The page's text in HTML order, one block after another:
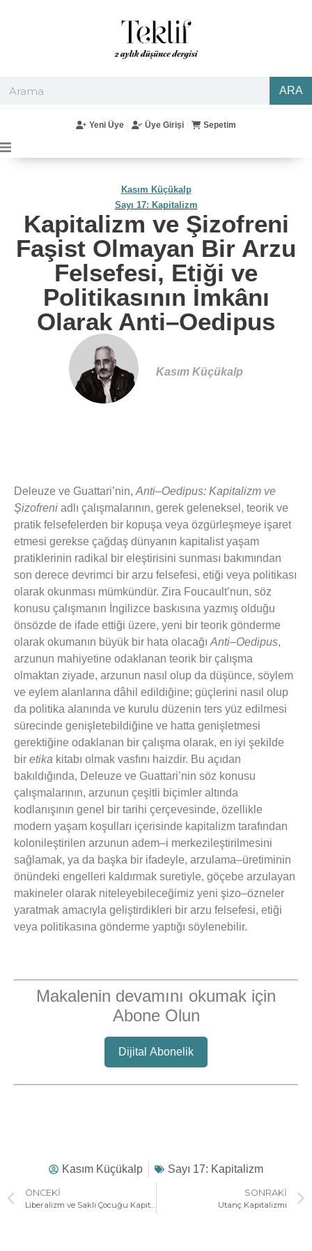
ARA
Yeni Üye Üye Girişi Sepetim
Kasım Küçükalp
Sayı 17: Kapitalizm
Kapitalizm ve Şizofreni
Faşist Olmayan Bir Arzu
Felsefesi, Etiği ve
Politikasının İmkânı
Olarak Anti–Oedipus
Kasım Küçükalp
Deleuze ve Guattari’nin, Anti–Oedipus: Kapitalizm ve
Şizofreni adlı çalışmalarının, gerek geleneksel, teorik ve
pratik felsefelerden bir kopuşa veya özgürleşmeye işaret
etmesi gerekse çağdaş dünyanın kapitalist yaşam
pratiklerinin radikal bir eleştirisini sunması bakımından
son derece devrimci bir arzu felsefesi, etiği veya politikası
olarak okunması mümkündür. Zira Foucault’nun, söz
konusu çalışmanın İngilizce baskısına yazmış olduğu
önsözde de ifade ettiği üzere, yeni bir teorik gönderme
olarak okumanın büyük bir hata olacağı Anti–Oedipus,
arzunun mahiyetine odaklanan teorik bir çalışma
olmaktan ziyade, arzunun nasıl olup da düşünce, söylem
ve eylem alanlarına dâhil edildiğine; güçlerini nasıl olup
da politika alanında ve kurulu düzenin ters yüz edilmesi
sürecinde genişletebildiğine ve hatta genişletmesi
gerektiğine odaklanan bir çalışma olarak, en iyi şekilde
bir etika kitabı olmak vasfını haizdir. Bu açıdan
bakıldığında, Deleuze ve Guattari’nin söz konusu
çalışmalarının, arzunun çeşitli biçimler altında
kodlanışının genel bir tarihi çerçevesinde, özellikle
modern yaşam koşulları içerisinde kapitalizm tarafından
kolonileştirilen arzunun adem–i merkezileştirilmesini
sağlamak, ya da başka bir ifadeyle, arzulama–üretiminin
önündeki engelleri kaldırmak suretiyle, göçebe arzulayan
makineler olarak niteleyebileceğimiz yeni şizo–özneler
yaratmak amacıyla geliştirdikleri bir arzu felsefesi, etiği
veya politikasına gönderme yaptığı söylenebilir.
Makalenin devamını okumak için
Abone Olun
Dijital Abonelik
Kasım Küçükalp Sayı 17: Kapitalizm
ÖNCEKI SONRAKI
Utanç Kapitalizmi